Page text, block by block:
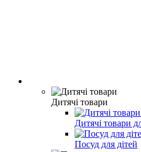
Дитячі товари
Дитячі товари
Посуд для дітей